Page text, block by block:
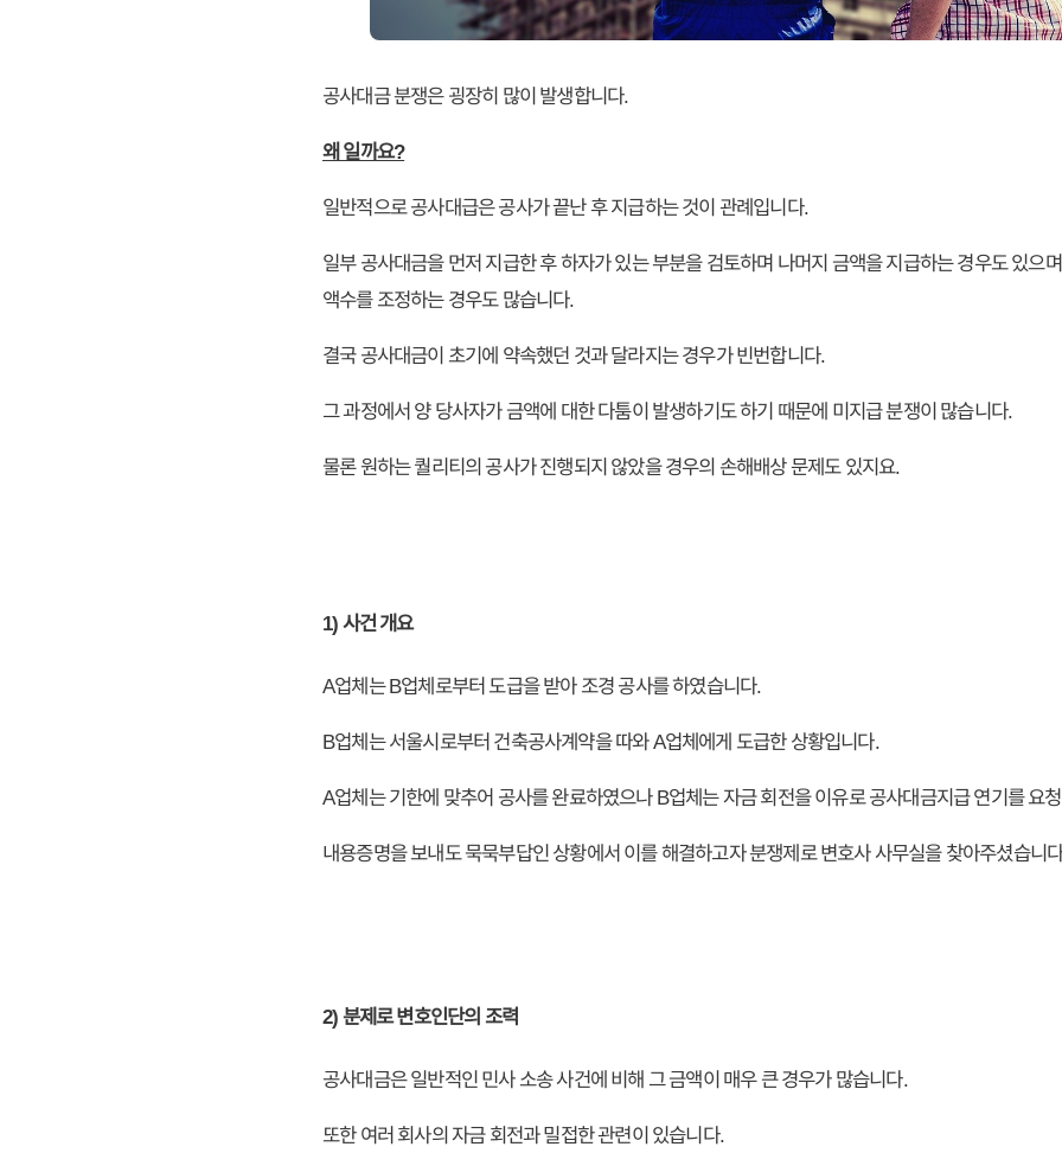
공사대금 분쟁은 굉장히 많이 발생합니다.
왜 일까요?
일반적으로 공사대급은 공사가 끝난 후 지급하는 것이 관례입니다.
일부 공사대금을 먼저 지급한 후 하자가 있는 부분을 검토하며 나머지 금액을 지급하는 경우도 있으
액수를 조정하는 경우도 많습니다.
결국 공사대금이 초기에 약속했던 것과 달라지는 경우가 빈번합니다.
그 과정에서 양 당사자가 금액에 대한 다툼이 발생하기도 하기 때문에 미지급 분쟁이 많습니다.
물론 원하는 퀄리티의 공사가 진행되지 않았을 경우의 손해배상 문제도 있지요.
1) 사건 개요
A업체는 B업체로부터 도급을 받아 조경 공사를 하였습니다.
B업체는 서울시로부터 건축공사계약을 따와 A업체에게 도급한 상황입니다.
A업체는 기한에 맞추어 공사를 완료하였으나 B업체는 자금 회전을 이유로 공사대금지급 연기를 요
내용증명을 보내도 묵묵부답인 상황에서 이를 해결하고자 분쟁제로 변호사 사무실을 찾아주셨습니
2) 분제로 변호인단의 조력
공사대금은 일반적인 민사 소송 사건에 비해 그 금액이 매우 큰 경우가 많습니다.
또한 여러 회사의 자금 회전과 밀접한 관련이 있습니다.